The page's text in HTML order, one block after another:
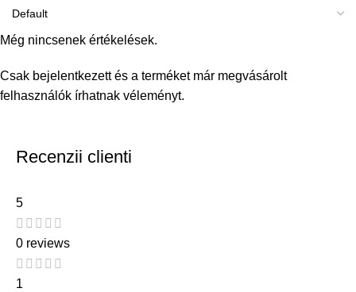
Még nincsenek értékelések.
Csak bejelentkezett és a terméket már megvásárolt
felhasználók írhatnak véleményt.
Recenzii clienti
5
0 reviews
1